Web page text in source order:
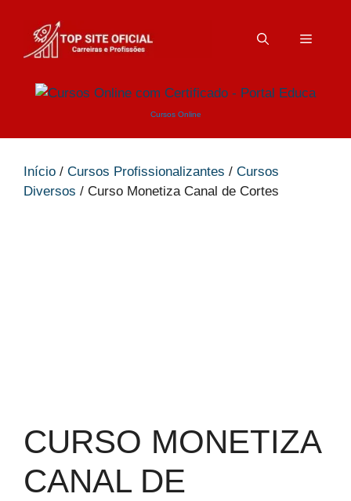
Menu
Cursos Online
Início / Cursos Profissionalizantes / Cursos
Diversos / Curso Monetiza Canal de Cortes
CURSO MONETIZA
CANAL DE